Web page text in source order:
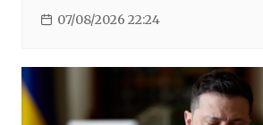
07/08/2026 22:24